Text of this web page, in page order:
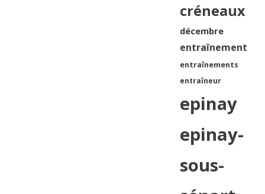
créneaux
décembre
entraînement
entraînements
entraîneur
epinay
epinay-
sous-